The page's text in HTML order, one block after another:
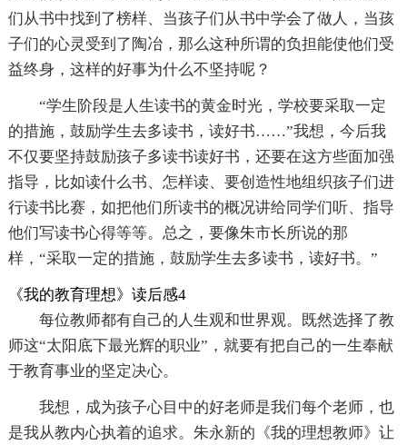
们从书中找到了榜样、当孩子们从书中学会了做人，当孩
子们的心灵受到了陶冶，那么这种所谓的负担能使他们受
益终身，这样的好事为什么不坚持呢？
“学生阶段是人生读书的黄金时光，学校要采取一定
的措施，鼓励学生去多读书，读好书……”我想，今后我
不仅要坚持鼓励孩子多读书读好书，还要在这方些面加强
指导，比如读什么书、怎样读、要创造性地组织孩子们进
行读书比赛，如把他们所读书的概况讲给同学们听、指导
他们写读书心得等等。总之，要像朱市长所说的那
样，“采取一定的措施，鼓励学生去多读书，读好书。”
《我的教育理想》读后感4
每位教师都有自己的人生观和世界观。既然选择了教
师这“太阳底下最光辉的职业”，就要有把自己的一生奉献
于教育事业的坚定决心。
我想，成为孩子心目中的好老师是我们每个老师，也
是我从教内心执着的追求。朱永新的《我的理想教师》让